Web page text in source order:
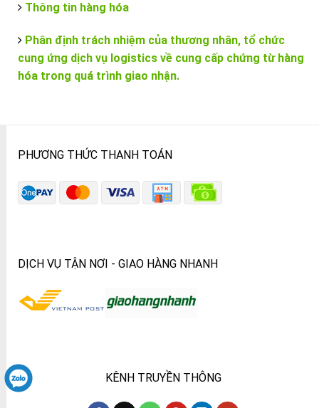
Thông tin hàng hóa
Phân định trách nhiệm của thương nhân, tổ chức
cung ứng dịch vụ logistics về cung cấp chứng từ hàng
hóa trong quá trình giao nhận.
PHƯƠNG THỨC THANH TOÁN
DỊCH VỤ TẬN NƠI - GIAO HÀNG NHANH
KÊNH TRUYỀN THÔNG